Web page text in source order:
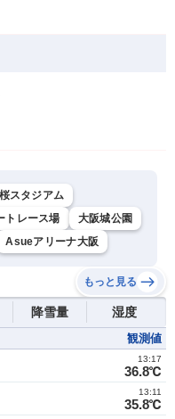
スタジアム
トレース場
大阪城公園
Asueアリーナ大阪
もっと見る
降雪量 湿度
観測値
36.8℃
13:17
35.8℃
13:11